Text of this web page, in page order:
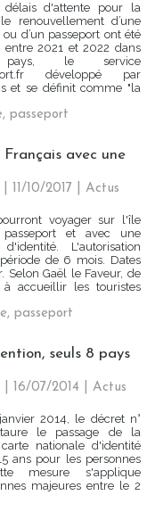
d'attente pour la
renouvellement d’une
ou d’un passeport ont été
2021 et 2022 dans
le service
développé par
et se définit comme "la
, passeport
avec une
| 11/10/2017 |Actus
voyager sur l'île
passeport et avec une
L'autorisation
de 6 mois. Dates
Selon Gaël le Faveur, de
accueillir les touristes
, passeport
seuls 8 pays
| 16/07/2014 |Actus
2014, le décret n°
le passage de la
nationale d'identité
ans pour les personnes
mesure s'applique
majeures entre le 2